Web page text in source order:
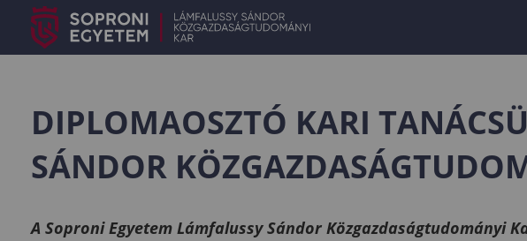
DIPLOMAOSZTÓ KARI
SÁNDOR
A Soproni Egyetem Lámfalussy Sándor Közgazdaságtudományi